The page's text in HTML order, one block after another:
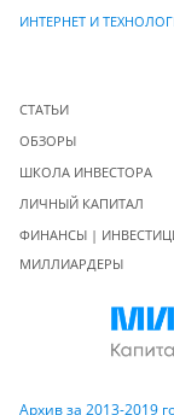
ИНТЕРНЕТ И
СТАТЬИ
ОБЗОРЫ
ШКОЛА ИНВЕСТОРА
ЛИЧНЫЙ КАПИТАЛ
ФИНАНСЫ |
МИЛЛИАРДЕРЫ
Архив за 2013-2019